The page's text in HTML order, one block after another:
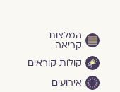
המלצות
קריאה
קולות קוראים
אירועים